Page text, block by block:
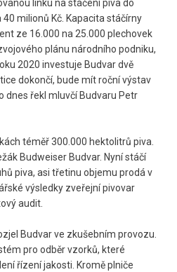
linku na stáčení piva do
milionů Kč. Kapacita stáčírny
ze 16.000 na 25.000 plechovek
plánu národního podniku,
2020 investuje Budvar dvě
dokončí, bude mít roční výstav
dnes řekl mluvčí Budvaru Petr
téměř 300.000 hektolitrů piva.
Budweiser Budvar. Nyní stáčí
piva, asi třetinu objemu prodá v
výsledky zveřejní pivovar
audit.
Budvar ve zkušebním provozu.
pro odběr vzorků, které
řízení jakosti. Kromě plniče